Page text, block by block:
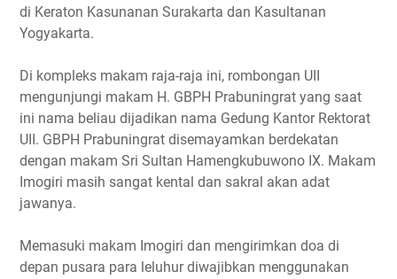
di Keraton Kasunanan Surakarta dan Kasultanan
Yogyakarta.
Di kompleks makam raja-raja ini, rombongan UII
mengunjungi makam H. GBPH Prabuningrat yang saat
ini nama beliau dijadikan nama Gedung Kantor Rektorat
UII. GBPH Prabuningrat disemayamkan berdekatan
dengan makam Sri Sultan Hamengkubuwono IX. Makam
Imogiri masih sangat kental dan sakral akan adat
jawanya.
Memasuki makam Imogiri dan mengirimkan doa di
depan pusara para leluhur diwajibkan menggunakan